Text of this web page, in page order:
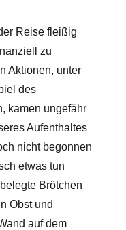
Reise fleißig
zu
Aktionen, unter
des
kamen ungefähr
Aufenthaltes
nicht begonnen
etwas tun
Brötchen
Obst und
auf dem